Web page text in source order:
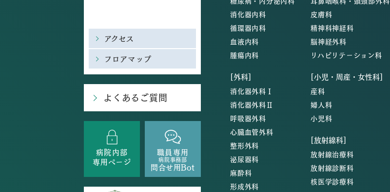
アクセス
フロアマップ
よくあるご質問
病院内部
専用ページ
職員専用
病院事務部
問合せ用Bot
消化器内科
循環器内科
血液内科
腫瘍内科
[外科]
消化器外科Ⅰ
消化器外科Ⅱ
呼吸器外科
心臓血管外科
整形外科
泌尿器科
麻酔科
形成外科
皮膚科
精神科神経科
脳神経外科
リハビリテーション科
[小児・周産・女性科]
産科
婦人科
小児科
[放射線科]
放射線治療科
放射線診断科
核医学診療科